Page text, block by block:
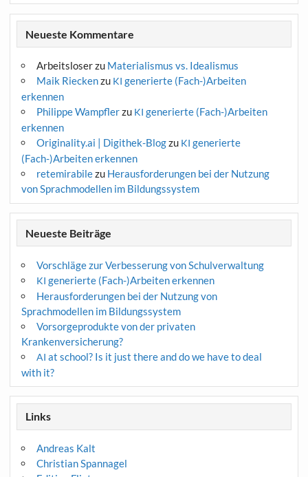
Neueste Kommentare
Arbeitsloserzu Materialismus vs. Idealismus
Maik Rieckenzu KI generierte (Fach-)Arbeiten
erkennen
Philippe Wampflerzu KI generierte (Fach-)Arbeiten
erkennen
Originality.ai | Digithek-Blogzu KI generierte
(Fach-)Arbeiten erkennen
retemirabilezu Herausforderungen bei der Nutzung
von Sprachmodellen im Bildungssystem
Neueste Beiträge
Vorschläge zur Verbesserung von Schulverwaltung
KI generierte (Fach-)Arbeiten erkennen
Herausforderungen bei der Nutzung von
Sprachmodellen im Bildungssystem
Vorsorgeprodukte von der privaten
Krankenversicherung?
AI at school? Is it just there and do we have to deal
with it?
Links
Andreas Kalt
Christian Spannagel